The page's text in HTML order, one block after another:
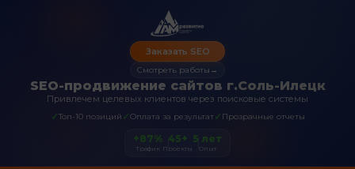
SEO-продвижение сайтов г.Соль-Илецк
Привлечем целевых клиентов через поисковые системы
✓Топ-10 позиций ✓Оплата за результат✓ Прозрачные отчеты
Заказать SEO
Смотреть работы →
+87%
Трафик
45+
Проекты
5 лет
Опыт